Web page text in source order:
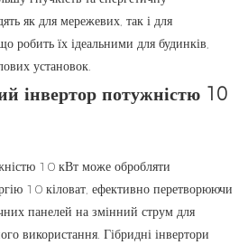
як для мережевих, так і для
робить їх ідеальними для будинків,
установок.
інвертор потужністю 10
10 кВт може обробляти
10 кіловат, ефективно перетворюючи
панелей на змінний струм для
використання. Гібридні інвертори